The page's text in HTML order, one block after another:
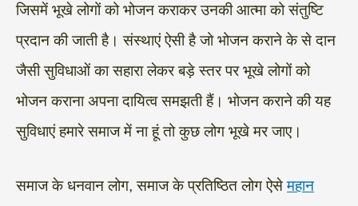
जिसमें भूखे लोगों को भोजन कराकर उनकी आत्मा को संतुष्टि
प्रदान की जाती है। संस्थाएं ऐसी है जो भोजन कराने के से दान
जैसी सुविधाओं का सहारा लेकर बड़े स्तर पर भूखे लोगों को
भोजन कराना अपना दायित्व समझती हैं। भोजन कराने की यह
सुविधाएं हमारे समाज में ना हूं तो कुछ लोग भूखे मर जाए।
समाज के धनवान लोग, समाज के प्रतिष्ठित लोग ऐसेमहान